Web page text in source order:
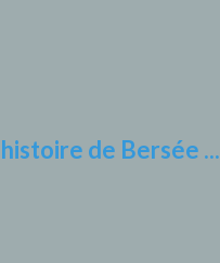
de Bersée ...